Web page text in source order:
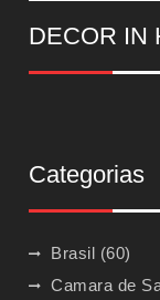
DECOR IN
Categorias
Brasil (60)
Camara de